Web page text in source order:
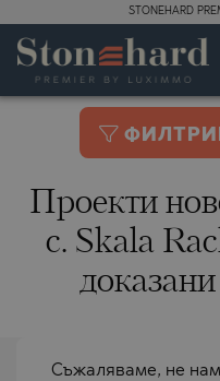
STONEHARD
Проекти
с. Skala
Съжаляваме, не